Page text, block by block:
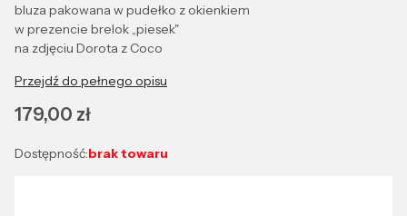
bluza pakowana w pudełko z okienkiem
w prezencie brelok „piesek"
na zdjęciu Dorota z Coco
Przejdź do pełnego opisu
Cena
179,00 zł
Dostępność:brak towaru